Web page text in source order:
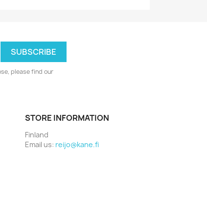
please find our
STORE INFORMATION
Finland
Email us: reijo@kane.fi